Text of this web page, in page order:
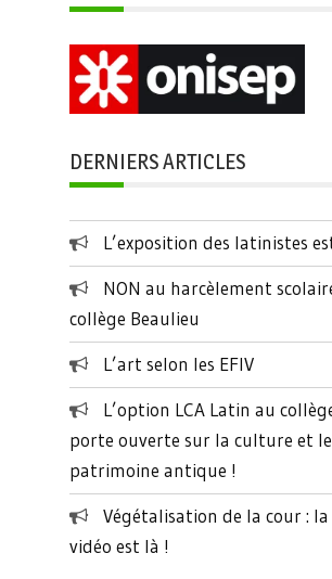
DERNIERS ARTICLES
L’exposition des latinistes
NON au harcèlement
collège Beaulieu
L’art selon les EFIV
L’option LCA Latin au
porte ouverte sur la culture et le
patrimoine antique !
Végétalisation de la cour :
vidéo est là !